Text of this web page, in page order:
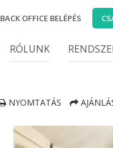
BACK OFFICE BELÉPÉS
RÓLUNK
NYOMTATÁS